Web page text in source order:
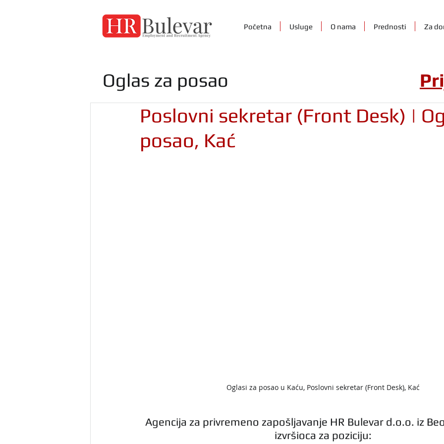
Početna Usluge O nama Prednosti Za
Poslovni sekretar (Front Desk) |
posao, Kać
Oglasi za posao u Kaću, Poslovni sekretar (Front Desk), Kać
Agencija za privremeno zapošljavanje HR Bulevar d.o.o. iz
izvršioca za poziciju:
Oglas za posao